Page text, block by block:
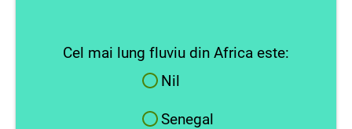
Cel mai lung fluviu din Africa este:
Nil
Senegal